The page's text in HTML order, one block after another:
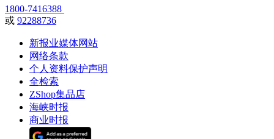
1800-7416388
或 92288736
新报业媒体网站
网络条款
个人资料保护声明
全检索
ZShop集品店
海峡时报
商业时报